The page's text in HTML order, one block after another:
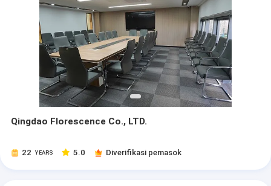
Qingdao Florescence Co., LTD.
22 YEARS 5.0 Diverifikasi pemasok